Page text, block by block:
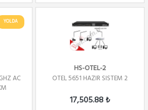
YOLDA
AC
HS-OTEL-2
OTEL 5651 HAZIR SISTEM 2
17,505.88 ₺